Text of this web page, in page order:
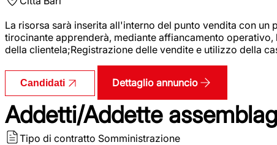
La risorsa sarà inserita all'interno del punto vendita con
tirocinante apprenderà, mediante affiancamento
della clientela;Registrazione delle vendite e utilizzo della
Candidati Dettaglio annuncio
Addetti/Addette
Tipo di contratto Somministrazione